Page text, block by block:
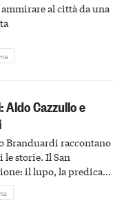
al città da una
Cazzullo e
Branduardi raccontano
le storie. Il San
il lupo, la predica